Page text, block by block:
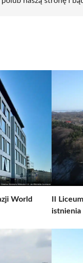
World
II
istnienia